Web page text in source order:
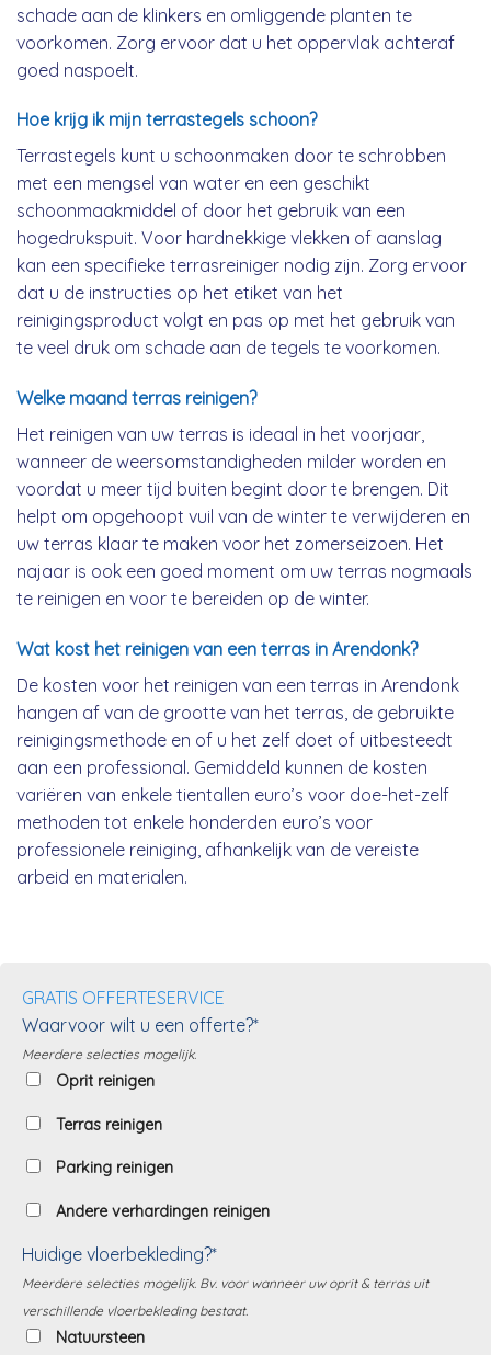
schade aan de klinkers en omliggende planten te
voorkomen. Zorg ervoor dat u het oppervlak achteraf
goed naspoelt.
Hoe krijg ik mijn terrastegels schoon?
Terrastegels kunt u schoonmaken door te schrobben
met een mengsel van water en een geschikt
schoonmaakmiddel of door het gebruik van een
hogedrukspuit. Voor hardnekkige vlekken of aanslag
kan een specifieke terrasreiniger nodig zijn. Zorg ervoor
dat u de instructies op het etiket van het
reinigingsproduct volgt en pas op met het gebruik van
te veel druk om schade aan de tegels te voorkomen.
Welke maand terras reinigen?
Het reinigen van uw terras is ideaal in het voorjaar,
wanneer de weersomstandigheden milder worden en
voordat u meer tijd buiten begint door te brengen. Dit
helpt om opgehoopt vuil van de winter te verwijderen en
uw terras klaar te maken voor het zomerseizoen. Het
najaar is ook een goed moment om uw terras nogmaals
te reinigen en voor te bereiden op de winter.
Wat kost het reinigen van een terras in Arendonk?
De kosten voor het reinigen van een terras in Arendonk
hangen af van de grootte van het terras, de gebruikte
reinigingsmethode en of u het zelf doet of uitbesteedt
aan een professional. Gemiddeld kunnen de kosten
variëren van enkele tientallen euro’s voor doe-het-zelf
methoden tot enkele honderden euro’s voor
professionele reiniging, afhankelijk van de vereiste
arbeid en materialen.
GRATIS OFFERTESERVICE
Waarvoor wilt u een offerte?*
Meerdere selecties mogelijk.
Oprit reinigen
Terras reinigen
Parking reinigen
Andere verhardingen reinigen
Huidige vloerbekleding?*
Meerdere selecties mogelijk. Bv. voor wanneer uw oprit & terras uit
verschillende vloerbekleding bestaat.
Natuursteen